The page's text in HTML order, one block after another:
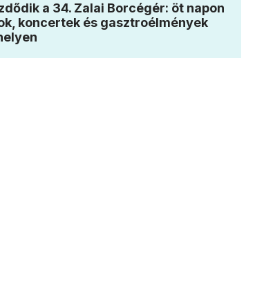
a 34. Zalai Borcégér: öt napon
koncertek és gasztroélmények